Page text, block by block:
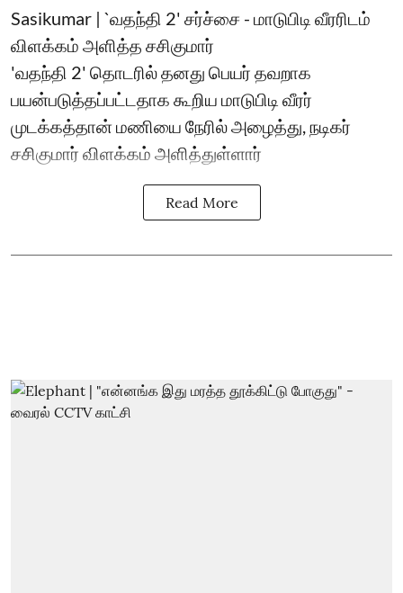
Sasikumar | `வதந்தி 2' சர்ச்சை - மாடுபிடி வீரரிடம்
விளக்கம் அளித்த சசிகுமார்
'வதந்தி 2' தொடரில் தனது பெயர் தவறாக
பயன்படுத்தப்பட்டதாக கூறிய மாடுபிடி வீரர்
முடக்கத்தான் மணியை நேரில் அழைத்து, நடிகர்
சசிகுமார் விளக்கம் அளித்துள்ளார்
Read More